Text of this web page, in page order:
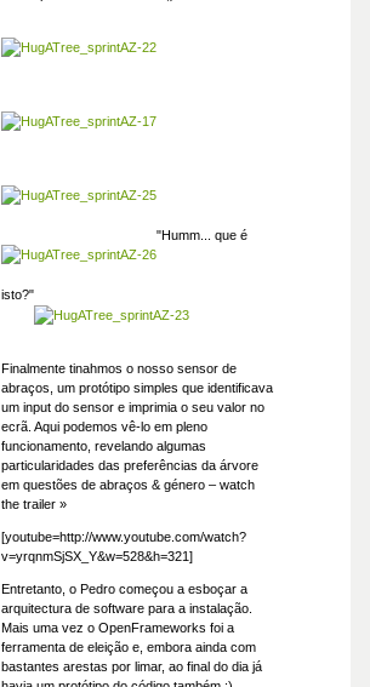
"Humm... que é
isto?"
Finalmente tinahmos o nosso sensor de
abraços, um protótipo simples que identificava
um input do sensor e imprimia o seu valor no
ecrã. Aqui podemos vê-lo em pleno
funcionamento, revelando algumas
particularidades das preferências da árvore
em questões de abraços & género – watch
the trailer »
[youtube=http://www.youtube.com/watch?
v=yrqnmSjSX_Y&w=528&h=321]
Entretanto, o Pedro começou a esboçar a
arquitectura de software para a instalação.
Mais uma vez o OpenFrameworks foi a
ferramenta de eleição e, embora ainda com
bastantes arestas por limar, ao final do dia já